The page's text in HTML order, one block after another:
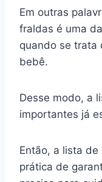
Em outras
fraldas é uma
quando se trata
bebê.
Desse modo, a
importantes já
Então, a lista
prática de